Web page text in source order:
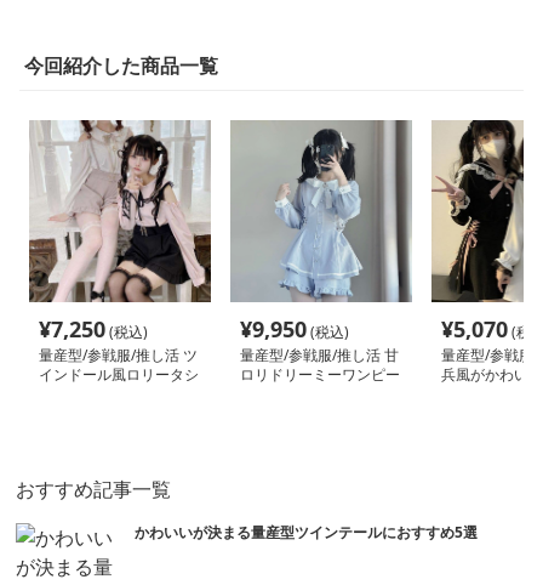
今回紹介した商品一覧
¥7,250(税込)
量産型/参戦服/推し活 ツ
インドール風ロリータシ
¥9,950(税込)
量産型/参戦服/推し活 甘
ロリドリーミーワンピー
¥5,070(税
量産型/参戦服/
兵風がかわい
おすすめ記事一覧
かわいいが決まる量産型ツインテールにおすすめ5選